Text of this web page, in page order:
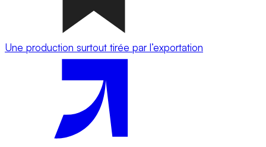
Une production surtout tirée par l’exportation